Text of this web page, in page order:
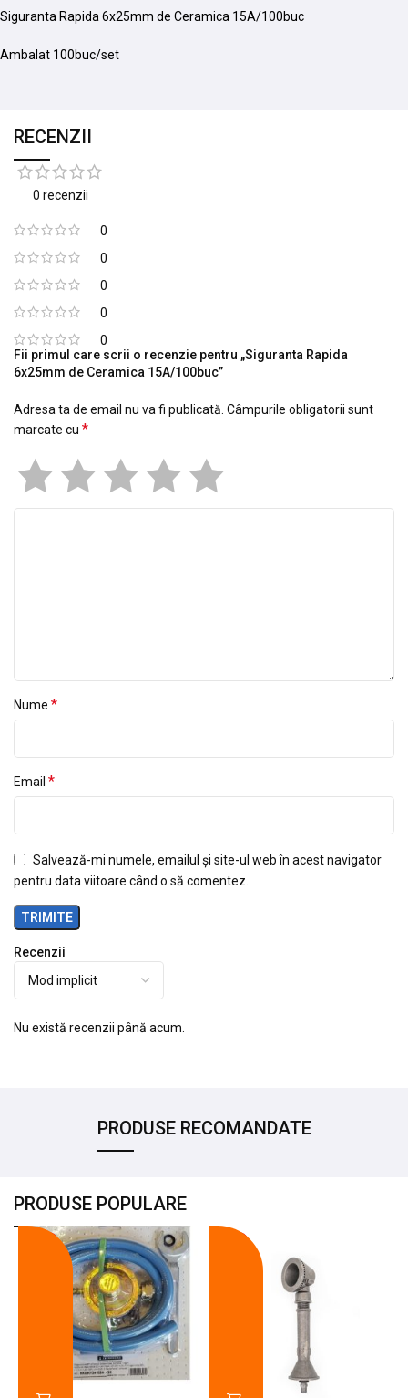
Siguranta Rapida 6x25mm de Ceramica 15A/100buc
Ambalat 100buc/set
RECENZII
0 recenzii
0
0
0
0
0
Recenzii
Nu există recenzii până acum.
Fii primul care scrii o recenzie pentru „Siguranta Rapida
6x25mm de Ceramica 15A/100buc”
Adresa ta de email nu va fi publicată. Câmpurile obligatorii sunt
marcate cu *
Nume *
Email *
Salvează-mi numele, emailul și site-ul web în acest navigator
pentru data viitoare când o să comentez.
PRODUSE RECOMANDATE
PRODUSE POPULARE